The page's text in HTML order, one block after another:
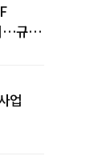
…규제
업